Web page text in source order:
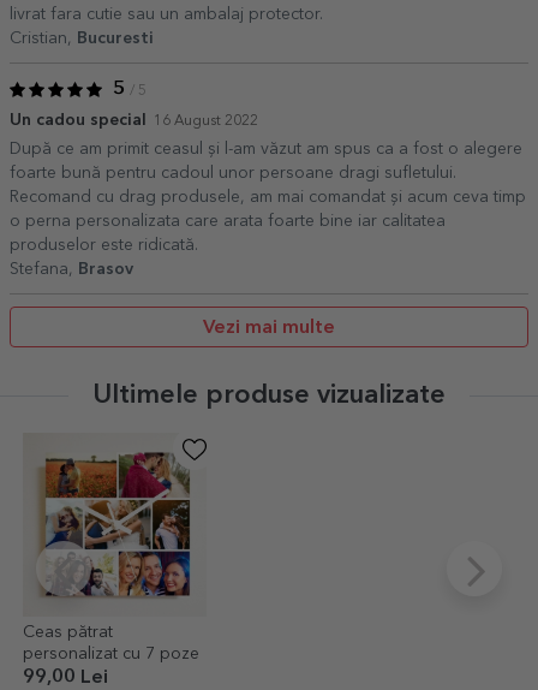
livrat fara cutie sau un ambalaj protector.
Cristian,
Bucuresti
5 / 5
Un cadou special 16 August 2022
După ce am primit ceasul și l-am văzut am spus ca a fost o alegere
foarte bună pentru cadoul unor persoane dragi sufletului.
Recomand cu drag produsele, am mai comandat și acum ceva timp
o perna personalizata care arata foarte bine iar calitatea
produselor este ridicată.
Stefana,
Brasov
Vezi mai multe
Ultimele produse vizualizate
Ceas pătrat
personalizat cu 7 poze
99,00 Lei